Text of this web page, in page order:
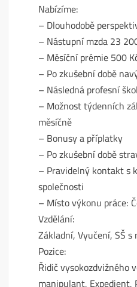
Nabízíme:
– Dlouhodobě
– Nástupní mzda 23
– Měsíční prémie 500
– Po zkušební době
– Následná profesní
– Možnost týdenních
měsíčně
– Bonusy a příplatky
– Po zkušební době
– Pravidelný kontakt s
společnosti
– Místo výkonu práce:
Vzdělání:
Základní, Vyučení, SŠ
Pozice:
Řidič vysokozdvižného
manipulant, Expedient,